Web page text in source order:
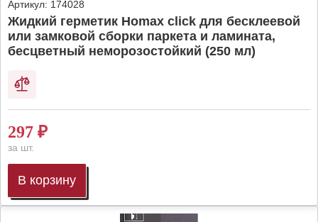
Артикул: 174028
Жидкий герметик Homax click для бесклеевой
или замковой сборки паркета и ламината,
бесцветный неморозостойкий (250 мл)
297 ₽
за шт.
В корзину